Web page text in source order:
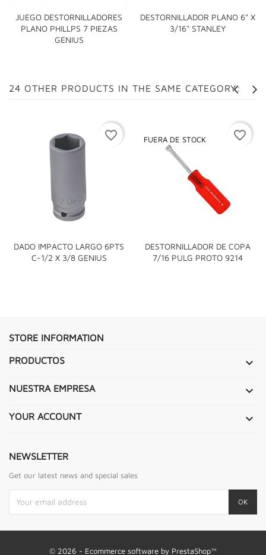
JUEGO DESTORNILLADORES
PLANO PHILLPS 7 PIEZAS
GENIUS
DESTORNILLADOR PLANO 6" X
3/16" STANLEY
24 OTHER PRODUCTS IN THE SAME CATEGORY:
DADO IMPACTO LARGO 6PTS
C-1/2 X 3/8 GENIUS
favorite_border
DESTORNILLADOR DE COPA
7/16 PULG PROTO 9214
FUERA DE STOCK favorite_border
STORE INFORMATION
PRODUCTOS 
NUESTRA EMPRESA 
YOUR ACCOUNT 
NEWSLETTER
Get our latest news and special sales
© 2026 - Ecommerce software by PrestaShop™